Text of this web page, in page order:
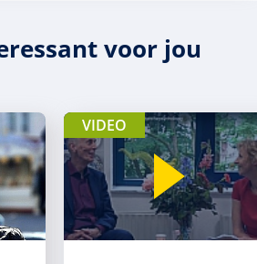
voor jou
VIDEO